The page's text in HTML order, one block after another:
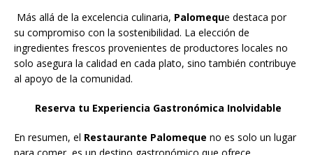
Más allá de la excelencia culinaria, Palomeque destaca por
su compromiso con la sostenibilidad. La elección de
ingredientes frescos provenientes de productores locales no
solo asegura la calidad en cada plato, sino también contribuye
al apoyo de la comunidad.
Reserva tu Experiencia Gastronómica Inolvidable
En resumen, el Restaurante Palomeque no es solo un lugar